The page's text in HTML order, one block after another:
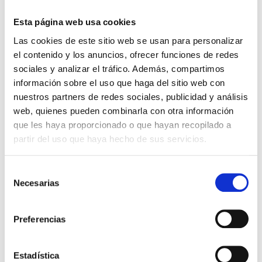
Esta página web usa cookies
Las cookies de este sitio web se usan para personalizar
el contenido y los anuncios, ofrecer funciones de redes
sociales y analizar el tráfico. Además, compartimos
información sobre el uso que haga del sitio web con
nuestros partners de redes sociales, publicidad y análisis
web, quienes pueden combinarla con otra información
que les haya proporcionado o que hayan recopilado a
partir del uso que haya hecho de sus servicios.
Necesarias
Preferencias
Estadística
El usuario únicamente podrá publicar en esta página
e informaciones u otros contenidos cuya titularidad y
propiedad le pertenezcan o respecto de las cuales
ostente la autorización de terceros.
ElRESPONSABLE,tendrá derecho a eliminar de la
presente página oficial –de forma unilateral y sin previa
comunicación ni autorización del usuario- cualesquiera
contenidos publicados por el usuario cuando el usuario
el RESPONSABLE, tenga previsto la realización de
Se advierte al usuario que toda la información y